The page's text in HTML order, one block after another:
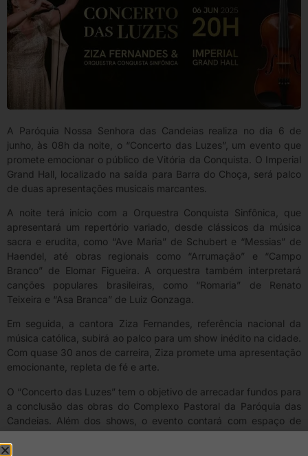
A Paróquia Nossa Senhora das Candeias realiza no dia 6 de
junho, às 08h da noite, o “Concerto das Luzes”, um evento que
promete emocionar o público de Vitória da Conquista. O Imperial
Grand Hall, localizado na saída para Barra do Choça, será palco
de duas apresentações musicais marcantes.
A noite terá início com a Orquestra Conquista Sinfônica, que
apresentará um repertório variado, desde clássicos da música
sacra e erudita, como “Ave Maria” de Schubert e “Messias” de
Haendel, até obras regionais como “Arrumação” e “Campo
Branco” de Elomar Figueira. A orquestra também interpretará
canções populares brasileiras, como “Romaria” de Renato
Teixeira e “Asa Branca” de Luiz Gonzaga.
Em seguida, a cantora Ziza Fernandes, referência nacional da
música católica, subirá ao palco para um show inédito na cidade.
Com quase 30 anos de carreira, Ziza promete uma apresentação
emocionante, repleta de fé e arte.
O “Concerto das Luzes” tem o objetivo de arrecadar fundos para
a conclusão das obras do Complexo Pastoral da Paróquia das
Candeias. Além dos shows, o evento contará com espaço de
alimentação, cabine fotográfica e ambientes preparados para
toda a família.